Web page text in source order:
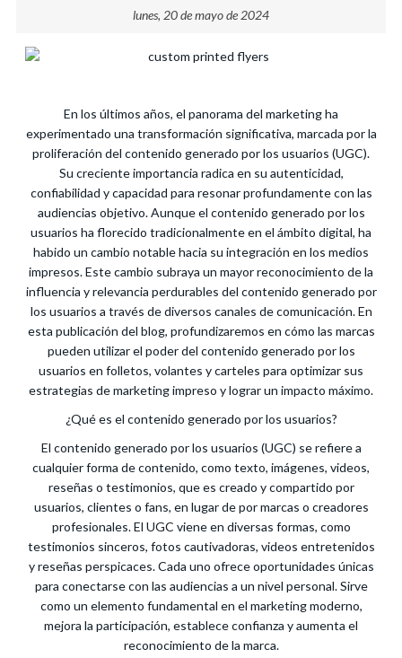
lunes, 20 de mayo de 2024
En los últimos años, el panorama del marketing ha
experimentado una transformación significativa, marcada por la
proliferación del contenido generado por los usuarios (UGC).
Su creciente importancia radica en su autenticidad,
confiabilidad y capacidad para resonar profundamente con las
audiencias objetivo. Aunque el contenido generado por los
usuarios ha florecido tradicionalmente en el ámbito digital, ha
habido un cambio notable hacia su integración en los medios
impresos. Este cambio subraya un mayor reconocimiento de la
influencia y relevancia perdurables del contenido generado por
los usuarios a través de diversos canales de comunicación. En
esta publicación del blog, profundizaremos en cómo las marcas
pueden utilizar el poder del contenido generado por los
usuarios en folletos, volantes y carteles para optimizar sus
estrategias de marketing impreso y lograr un impacto máximo.
¿Qué es el contenido generado por los usuarios?
El contenido generado por los usuarios (UGC) se refiere a
cualquier forma de contenido, como texto, imágenes, videos,
reseñas o testimonios, que es creado y compartido por
usuarios, clientes o fans, en lugar de por marcas o creadores
profesionales. El UGC viene en diversas formas, como
testimonios sinceros, fotos cautivadoras, videos entretenidos
y reseñas perspicaces. Cada uno ofrece oportunidades únicas
para conectarse con las audiencias a un nivel personal. Sirve
como un elemento fundamental en el marketing moderno,
mejora la participación, establece confianza y aumenta el
reconocimiento de la marca.